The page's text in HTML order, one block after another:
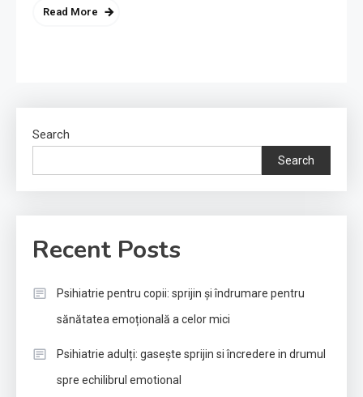
Read More
Search
Search
Recent Posts
Psihiatrie pentru copii: sprijin și îndrumare pentru
sănătatea emoțională a celor mici
Psihiatrie adulți: gasește sprijin si încredere in drumul
spre echilibrul emotional